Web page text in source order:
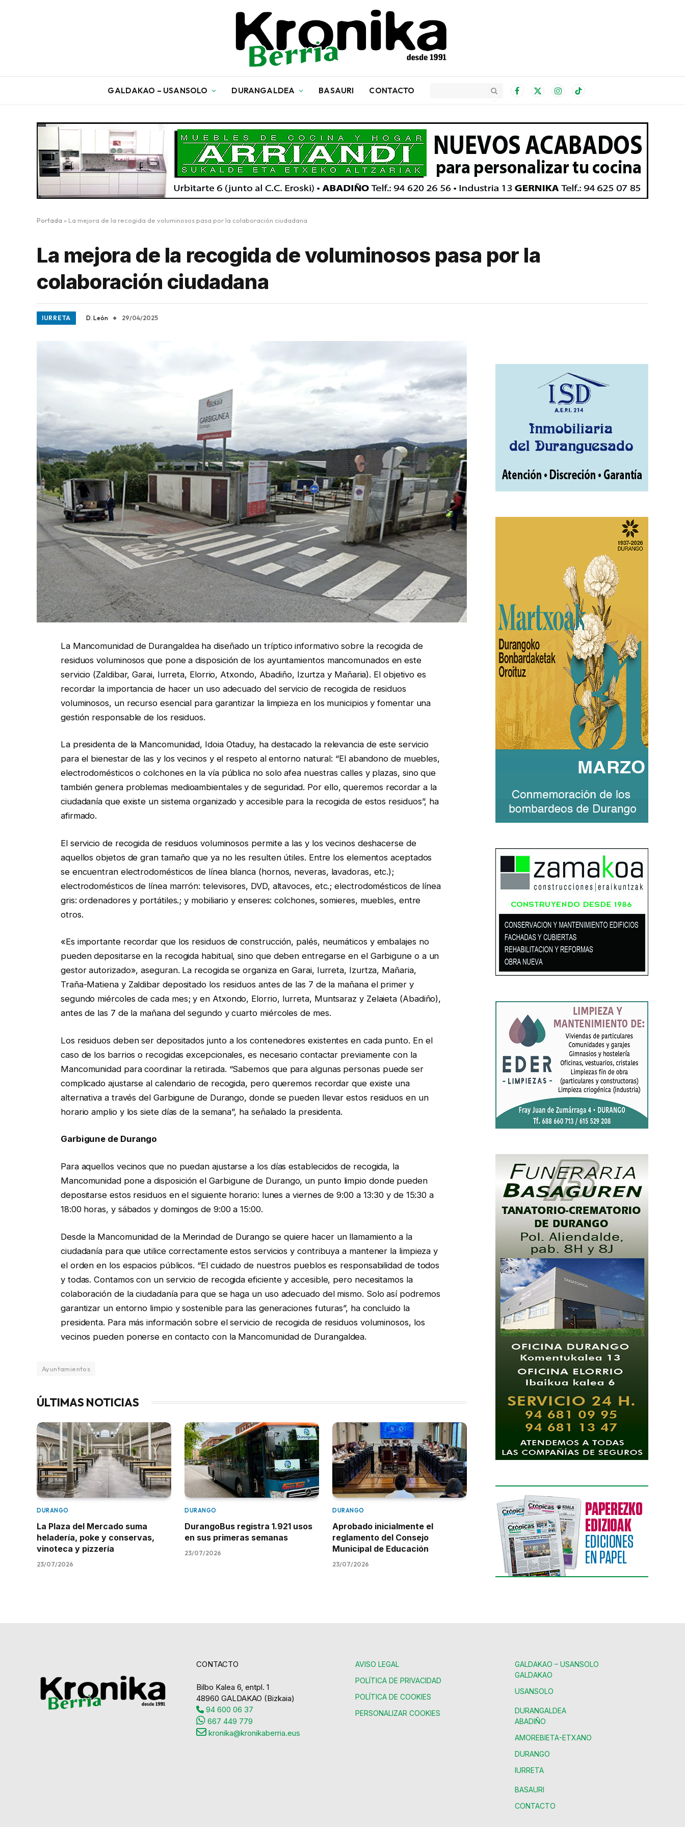
GALDAKAO – USANSOLO DURANGALDEA BASAURI CONTACTO Facebook
X
InstagramTikTok
Portada » La mejora de la recogida de voluminosos pasa por la colaboración ciudadana
La mejora de la recogida de voluminosos pasa por la
colaboración ciudadana
IURRETA D. León 29/04/2025
La Mancomunidad de Durangaldea ha diseñado un tríptico informativo sobre la recogida de
residuos voluminosos que pone a disposición de los ayuntamientos mancomunados en este
servicio (Zaldibar, Garai, Iurreta, Elorrio, Atxondo, Abadiño, Izurtza y Mañaria). El objetivo es
recordar la importancia de hacer un uso adecuado del servicio de recogida de residuos
voluminosos, un recurso esencial para garantizar la limpieza en los municipios y fomentar una
gestión responsable de los residuos.
La presidenta de la Mancomunidad, Idoia Otaduy, ha destacado la relevancia de este servicio
para el bienestar de las y los vecinos y el respeto al entorno natural: “El abandono de muebles,
electrodomésticos o colchones en la vía pública no solo afea nuestras calles y plazas, sino que
también genera problemas medioambientales y de seguridad. Por ello, queremos recordar a la
ciudadanía que existe un sistema organizado y accesible para la recogida de estos residuos”, ha
afirmado.
El servicio de recogida de residuos voluminosos permite a las y los vecinos deshacerse de
aquellos objetos de gran tamaño que ya no les resulten útiles. Entre los elementos aceptados
se encuentran electrodomésticos de línea blanca (hornos, neveras, lavadoras, etc.);
electrodomésticos de línea marrón: televisores, DVD, altavoces, etc.; electrodomésticos de línea
gris: ordenadores y portátiles.; y mobiliario y enseres: colchones, somieres, muebles, entre
otros.
«Es importante recordar que los residuos de construcción, palés, neumáticos y embalajes no
pueden depositarse en la recogida habitual, sino que deben entregarse en el Garbigune o a un
gestor autorizado», aseguran. La recogida se organiza en Garai, Iurreta, Izurtza, Mañaria,
Traña-Matiena y Zaldibar depositado los residuos antes de las 7 de la mañana el primer y
segundo miércoles de cada mes; y en Atxondo, Elorrio, Iurreta, Muntsaraz y Zelaieta (Abadiño),
antes de las 7 de la mañana del segundo y cuarto miércoles de mes.
Los residuos deben ser depositados junto a los contenedores existentes en cada punto. En el
caso de los barrios o recogidas excepcionales, es necesario contactar previamente con la
Mancomunidad para coordinar la retirada. “Sabemos que para algunas personas puede ser
complicado ajustarse al calendario de recogida, pero queremos recordar que existe una
alternativa a través del Garbigune de Durango, donde se pueden llevar estos residuos en un
horario amplio y los siete días de la semana”, ha señalado la presidenta.
Garbigune de Durango
Para aquellos vecinos que no puedan ajustarse a los días establecidos de recogida, la
Mancomunidad pone a disposición el Garbigune de Durango, un punto limpio donde pueden
depositarse estos residuos en el siguiente horario: lunes a viernes de 9:00 a 13:30 y de 15:30 a
18:00 horas, y sábados y domingos de 9:00 a 15:00.
Desde la Mancomunidad de la Merindad de Durango se quiere hacer un llamamiento a la
ciudadanía para que utilice correctamente estos servicios y contribuya a mantener la limpieza y
el orden en los espacios públicos. “El cuidado de nuestros pueblos es responsabilidad de todos
y todas. Contamos con un servicio de recogida eficiente y accesible, pero necesitamos la
colaboración de la ciudadanía para que se haga un uso adecuado del mismo. Solo así podremos
garantizar un entorno limpio y sostenible para las generaciones futuras”, ha concluido la
presidenta. Para más información sobre el servicio de recogida de residuos voluminosos, los
vecinos pueden ponerse en contacto con la Mancomunidad de Durangaldea.
Ayuntamientos
ÚLTIMAS NOTICIAS
DURANGO
La Plaza del Mercado suma
heladería, poke y conservas,
vinoteca y pizzería
23/07/2026
DURANGO
DurangoBus registra 1.921 usos
en sus primeras semanas
23/07/2026
DURANGO
Aprobado inicialmente el
reglamento del Consejo
Municipal de Educación
23/07/2026
CONTACTO
Bilbo Kalea 6, entpl. 1
48960 GALDAKAO (Bizkaia)
94 600 06 37
667 449 779
kronika@kronikaberria.eus
AVISO LEGAL
POLÍTICA DE PRIVACIDAD
POLÍTICA DE COOKIES
PERSONALIZAR COOKIES
GALDAKAO – USANSOLO
GALDAKAO
USANSOLO
DURANGALDEA
ABADIÑO
AMOREBIETA-ETXANO
DURANGO
IURRETA
BASAURI
CONTACTO